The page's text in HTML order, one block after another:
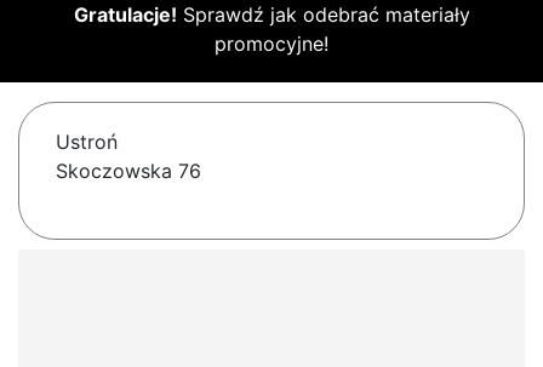
Gratulacje! Sprawdź jak odebrać materiały
promocyjne!
Ustroń
Skoczowska 76